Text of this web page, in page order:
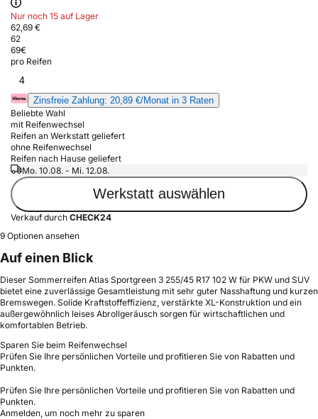
Nur noch 15 auf Lager
62,69 €
62
69€
pro Reifen
4
Zinsfreie Zahlung: 20,89 €/Monat in 3 Raten
Beliebte Wahl
mit Reifenwechsel
Reifen an Werkstatt geliefert
ohne Reifenwechsel
Reifen nach Hause geliefert
Mo. 10.08. - Mi. 12.08.
Werkstatt auswählen
Verkauf durch CHECK24
9 Optionen ansehen
Auf einen Blick
Dieser Sommerreifen Atlas Sportgreen 3 255/45 R17 102 W für PKW und SUV
bietet eine zuverlässige Gesamtleistung mit sehr guter Nasshaftung und kurzen
Bremswegen. Solide Kraftstoffeffizienz, verstärkte XL-Konstruktion und ein
außergewöhnlich leises Abrollgeräusch sorgen für wirtschaftlichen und
komfortablen Betrieb.
Sparen Sie beim Reifenwechsel
Prüfen Sie Ihre persönlichen Vorteile und profitieren Sie von Rabatten und
Punkten.
Prüfen Sie Ihre persönlichen Vorteile und profitieren Sie von Rabatten und
Punkten.
Anmelden, um noch mehr zu sparen